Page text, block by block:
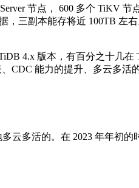
节点， 600 多个 TiKV
，三副本能存将近 100TB 左
4.x 版本，有百分之十几在
CDC 能力的提升、多云多活
云多活的。在 2023 年年初